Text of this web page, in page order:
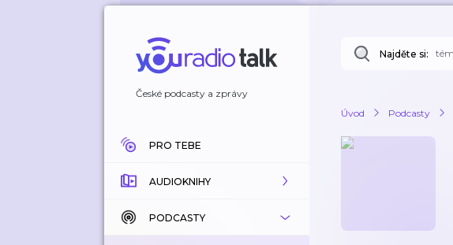
České podcasty a zprávy
PRO TEBE
AUDIOKNIHY
KATALOG
PODCASTY
Najděte si:
Úvod Podcasty